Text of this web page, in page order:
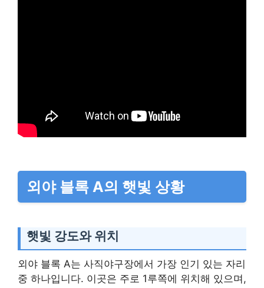
외야 블록 A의 햇빛 상황
햇빛 강도와 위치
외야 블록 A는 사직야구장에서 가장 인기 있는 자리
중 하나입니다. 이곳은 주로 1루쪽에 위치해 있으며,